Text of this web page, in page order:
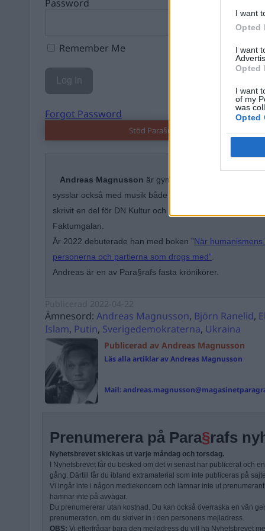
I want
Opted
I want
Opted
I want
of my
was
Opted
Password
Remember Me
Forgot Password
Stöd Para§rafs bevakning av
Andreas Magnusson är gymnasielärare i svenska
sysslar också med musik både som soloartist och med
skrivit en del för DN Kultur och nominerades 2019 till
Faktumgalan.
År 2022 debuterade han med boken ”När
personerna och partierna som drogs med”
Andreas är en av Para§rafs fasta krönikörer.
Ämnesord: Andreas Magnusson, Björn Ranelid,
Islam, Putin, Sverigedemokraterna, Ukraina
Publicerad av Andreas Magnusson
Läs alla artiklar av Andreas Magnusson
Mail:
Prenumerera på Para§rafs
Nyhetsbrevet skickas ut varje måndag och torsdag.
I Nyhetsbrevet får du besked om det vi senast har publicerat och
gång. Därtill får du ibland extramaterial som inte publiceras på
Vi ingår inte i någon mediekoncern och lämnar inte ut
hamnar inte på avvägar.
Du prenumererar utan kostnad. Du kan också överraska en vän
prenumeration, om du skriver in i den personens mejladress.
OBS: Vi efterfrågar bara den mejladress du vill ha Nyhetsbrevet